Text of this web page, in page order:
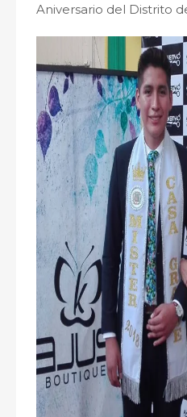
Aniversario del Distrito